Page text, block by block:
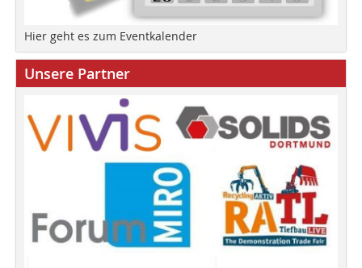
Hier geht es zum Eventkalender
Unsere Partner